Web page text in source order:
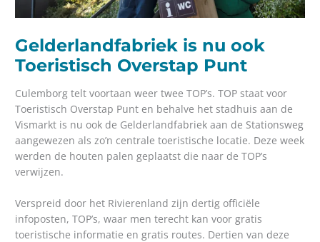
Gelderlandfabriek is nu ook
Toeristisch Overstap Punt
Culemborg telt voortaan weer twee TOP’s. TOP staat voor
Toeristisch Overstap Punt en behalve het stadhuis aan de
Vismarkt is nu ook de Gelderlandfabriek aan de Stationsweg
aangewezen als zo’n centrale toeristische locatie. Deze week
werden de houten palen geplaatst die naar de TOP’s
verwijzen.
Verspreid door het Rivierenland zijn dertig officiële
infoposten, TOP’s, waar men terecht kan voor gratis
toeristische informatie en gratis routes. Dertien van deze